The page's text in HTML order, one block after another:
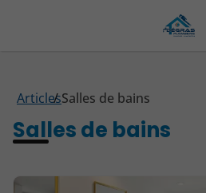
ArticlesSalles de bains
Salles de bains